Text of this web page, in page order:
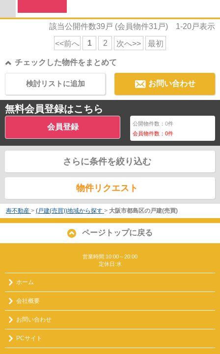
該当公開件数39 戸 (会員物件31 戸) 1-20戸表示
<<前へ 1 2 次へ>> 最初
チェックした物件をまとめて
お問い合わせ
検討リストに追加
無料会員登録はこちら
会員登録 公開物件数：0件
会員物件数：0件
さらに条件を絞り込む
物件リクエスト
寿不動産 > (戸建(売買))地域から探す > 大阪市都島区の戸建(売買)
ページトップに戻る
営業時間:10:00～20:00
定休日:水
ホーム
会社概要
お問い合わせ
PCサイト